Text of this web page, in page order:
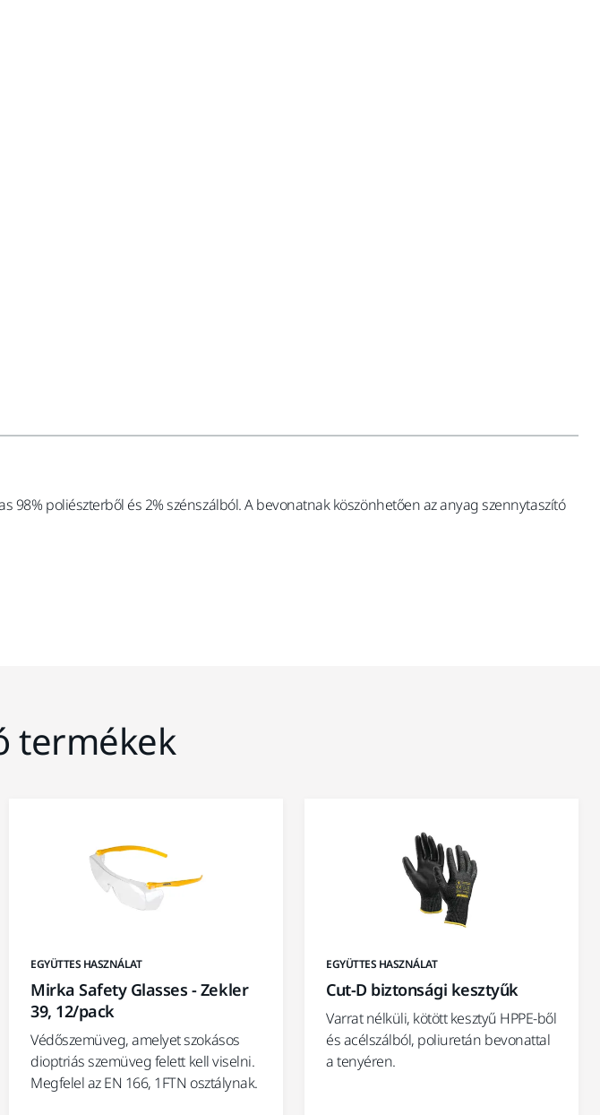
poliészterből és 2% szénszálból. A bevonatnak köszönhetően az anyag szennytaszító
termékek
EGYÜTTES HASZNÁLAT
Mirka Safety Glasses - Zekler
39, 12/pack
Védőszemüveg, amelyet szokásos
dioptriás szemüveg felett kell viselni.
Megfelel az EN 166, 1FTN osztálynak.
EGYÜTTES HASZNÁLAT
Cut-D biztonsági kesztyűk
Varrat nélküli, kötött kesztyű HPPE-ből
és acélszálból, poliuretán bevonattal
a tenyéren.